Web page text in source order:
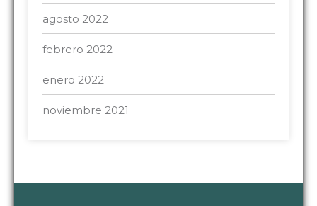
agosto 2022
febrero 2022
enero 2022
noviembre 2021